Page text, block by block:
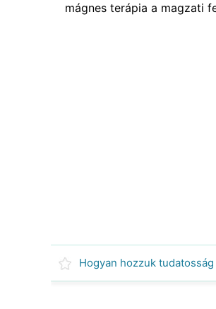
mágnes terápia a magzati